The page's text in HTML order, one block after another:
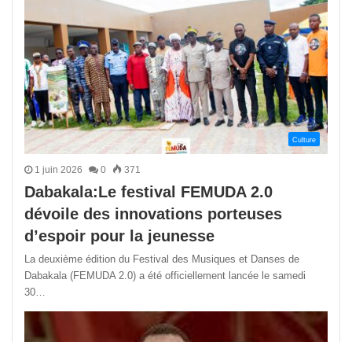
Culture
1 juin 2026 0 371
Dabakala:Le festival FEMUDA 2.0
dévoile des innovations porteuses
d’espoir pour la jeunesse
La deuxième édition du Festival des Musiques et Danses de
Dabakala (FEMUDA 2.0) a été officiellement lancée le samedi
30…